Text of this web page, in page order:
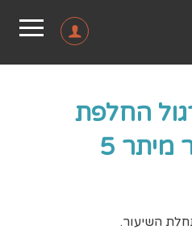
15: תרגול החלפת
מיתר 5
השיעור.